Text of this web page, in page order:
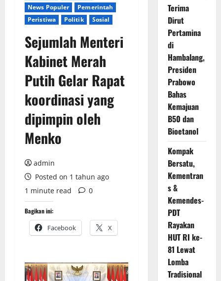
News Populer
Pemerintah
Peristiwa
Politik Sosial
Sejumlah Menteri
Kabinet Merah
Putih Gelar Rapat
koordinasi yang
dipimpin oleh
Menko
admin
Posted on 1 tahun ago
1 minute read
0
Bagikan ini:
Facebook X
Terima
Dirut
Pertamina
di
Hambalang,
Presiden
Prabowo
Bahas
Kemajuan
B50 dan
Bioetanol
Kompak
Bersatu,
Kementran
s &
Kemendes-
PDT
Rayakan
HUT RI ke-
81 Lewat
Lomba
Tradisional